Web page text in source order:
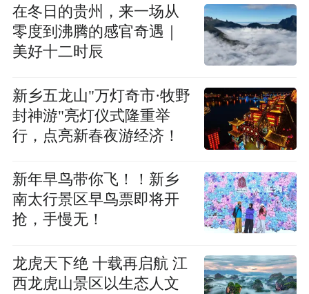
在冬日的贵州，来一场从
零度到沸腾的感官奇遇｜
美好十二时辰
新乡五龙山"万灯奇市·牧野
封神游"亮灯仪式隆重举
行，点亮新春夜游经济！
新年早鸟带你飞！！新乡
南太行景区早鸟票即将开
抢，手慢无！
龙虎天下绝 十载再启航 江
西龙虎山景区以生态人文